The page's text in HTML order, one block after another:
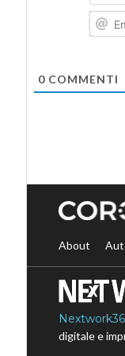
0COMMENTI
About
digitale e